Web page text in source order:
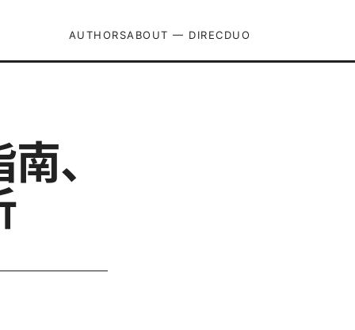
AUTHORSABOUT — DIRECDUO
、